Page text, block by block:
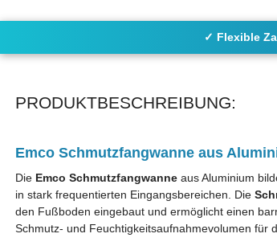
✓ Flexible
PRODUKTBESCHREIBUNG:
Emco Schmutzfangwanne aus
Die Emco Schmutzfangwanne aus Aluminium
in stark frequentierten Eingangsbereichen. Die
den Fußboden eingebaut und ermöglicht einen
Schmutz- und Feuchtigkeitsaufnahmevolumen für